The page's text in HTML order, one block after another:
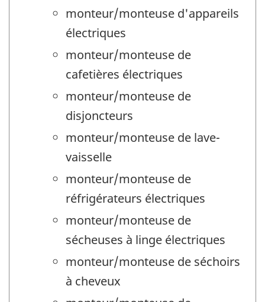
monteur/monteuse d'appareils
électriques
monteur/monteuse de
cafetières électriques
monteur/monteuse de
disjoncteurs
monteur/monteuse de lave-
vaisselle
monteur/monteuse de
réfrigérateurs électriques
monteur/monteuse de
sécheuses à linge électriques
monteur/monteuse de séchoirs
à cheveux